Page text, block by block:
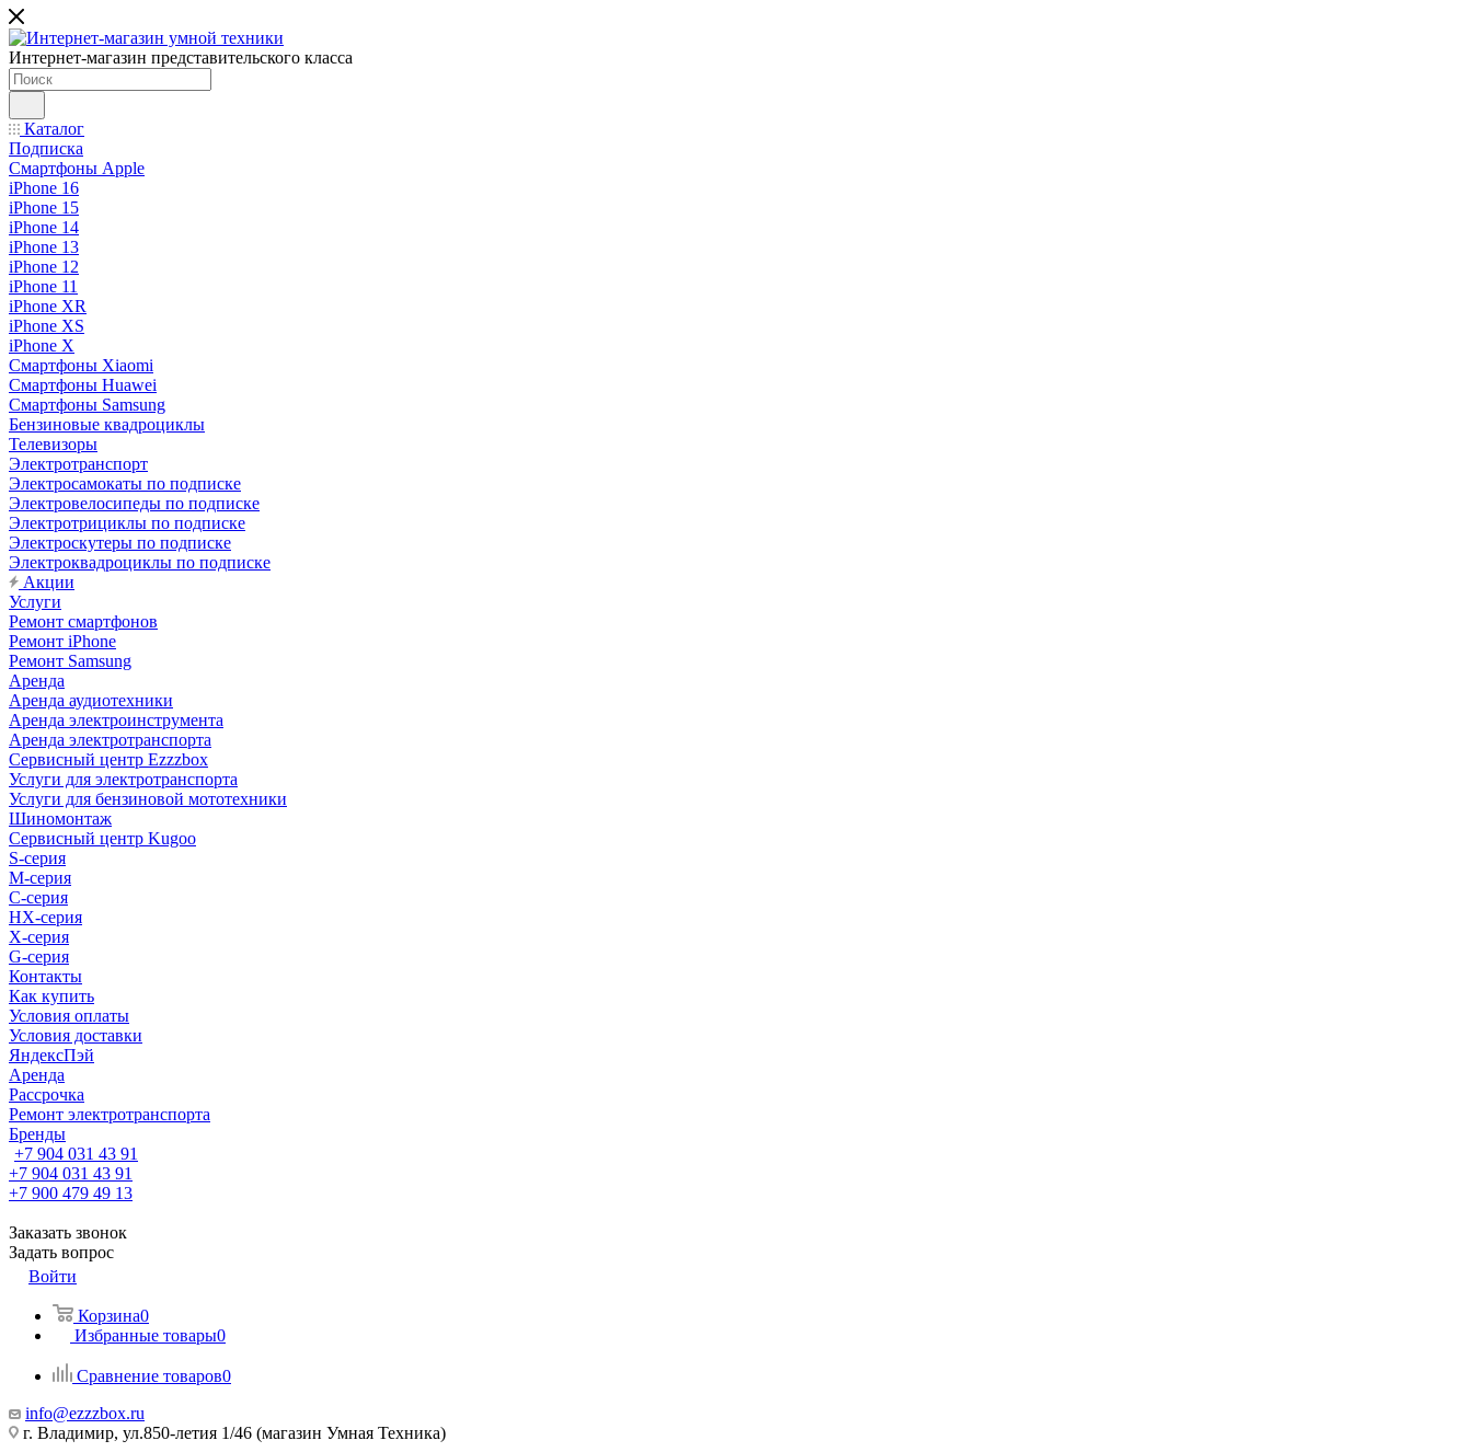
Интернет-магазин представительского класса
Каталог
Подписка
Смартфоны Apple
iPhone 16
iPhone 15
iPhone 14
iPhone 13
iPhone 12
iPhone 11
iPhone XR
iPhone XS
iPhone X
Смартфоны Xiaomi
Смартфоны Huawei
Смартфоны Samsung
Бензиновые квадроциклы
Телевизоры
Электротранспорт
Электросамокаты по подписке
Электровелосипеды по подписке
Электротрициклы по подписке
Электроскутеры по подписке
Электроквадроциклы по подписке
Акции
Услуги
Ремонт смартфонов
Ремонт iPhone
Ремонт Samsung
Аренда
Аренда аудиотехники
Аренда электроинструмента
Аренда электротранспорта
Сервисный центр Ezzzbox
Услуги для электротранспорта
Услуги для бензиновой мототехники
Шиномонтаж
Сервисный центр Kugoo
S-cерия
M-серия
С-серия
HX-серия
X-серия
G-серия
Контакты
Как купить
Условия оплаты
Условия доставки
ЯндексПэй
Аренда
Рассрочка
Ремонт электротранспорта
Бренды
+7 904 031 43 91
+7 904 031 43 91
+7 900 479 49 13
Заказать звонок
Задать вопрос
Войти
Корзина0
Избранные товары0
Сравнение товаров0
info@ezzzbox.ru
г. Владимир, ул.850-летия 1/46 (магазин Умная Техника)